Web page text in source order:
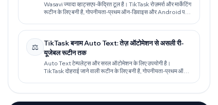
Wasavi ज्यादा व्हाट्सएप-केंद्रित टूल है। TikTask रोज़मर्रा और मार्केटिंग
रूटीन के लिए बनी है, गोपनीयता-प्रथम ऑन-डिवाइस और Android पर
⚖️
TikTask बनाम Auto Text: तेज़ ऑटोमेशन से असली री-
यूजेबल रूटीन तक
Auto Text टेम्पलेट्स और सरल ऑटोमेशन के लिए उपयोगी है।
TikTask दोहराई जाने वाली रूटीन के लिए बनी है, गोपनीयता-प्रथम ऑन-